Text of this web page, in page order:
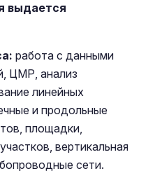
выдается
работа с данными
ЦМР, анализ
линейных
и продольные
площадки,
вертикальная
сети.